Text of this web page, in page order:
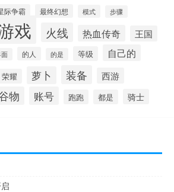
际争霸 最终幻想 模式 步骤
戏 火线 热血传奇 王国
的人 的是 等级 自己的
荣耀 萝卜 装备 西游
物 账号 跑跑 都是 骑士